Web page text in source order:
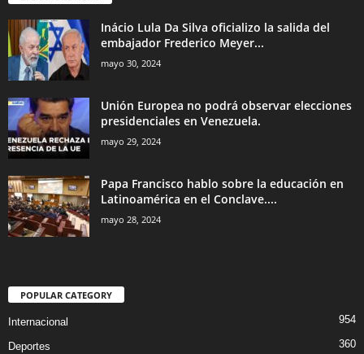
Inácio Lula Da Silva oficializo la salida del
embajador Frederico Meyer...
mayo 30, 2024
Unión Europea no podrá observar elecciones
presidenciales en Venezuela.
mayo 29, 2024
Papa Francisco hablo sobre la educación en
Latinoamérica en el Conclave....
mayo 28, 2024
POPULAR CATEGORY
Internacional 954
Deportes 360